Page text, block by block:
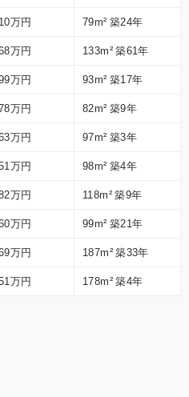
万円 79m² 築24年
万円 133m² 築61年
万円 93m² 築17年
万円 82m² 築9年
万円 97m² 築3年
万円 98m² 築4年
万円 118m² 築9年
万円 99m² 築21年
万円 187m² 築33年
万円 178m² 築4年